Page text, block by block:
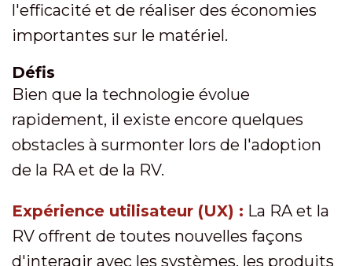
l'efficacité et de réaliser des économies
importantes sur le matériel.
Défis
Bien que la technologie évolue
rapidement, il existe encore quelques
obstacles à surmonter lors de l'adoption
de la RA et de la RV.
Expérience utilisateur (UX) : La RA et la
RV offrent de toutes nouvelles façons
d'interagir avec les systèmes, les produits